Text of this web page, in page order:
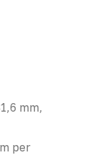
mm,
per